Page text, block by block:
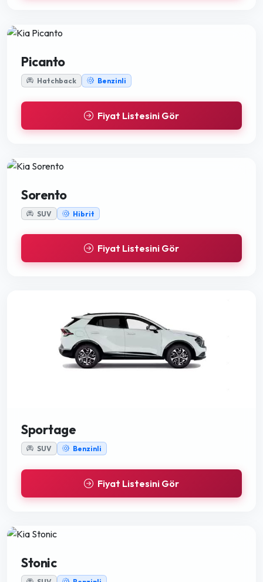
Picanto
Hatchback Benzinli
Fiyat Listesini Gör
Sorento
SUV Hibrit
Fiyat Listesini Gör
Sportage
SUV Benzinli
Fiyat Listesini Gör
Stonic